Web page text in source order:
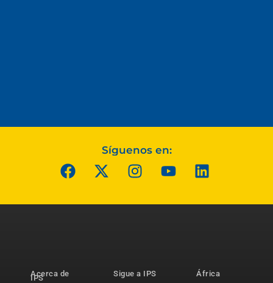
Síguenos en:
Acerca de
IPS
Sigue a IPS
África